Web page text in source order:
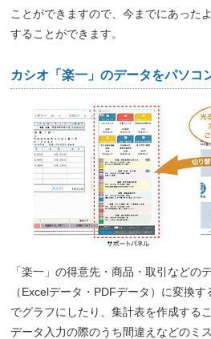
ことができますので、今までにあった
することができます。
カシオ「楽一」のデータをパソコ
「楽一」の得意先・商品・取引などの
（Excelデータ・PDFデータ）に変換
でグラフにしたり、集計表を作成する
データ入力の際のうち間違えなどのミ